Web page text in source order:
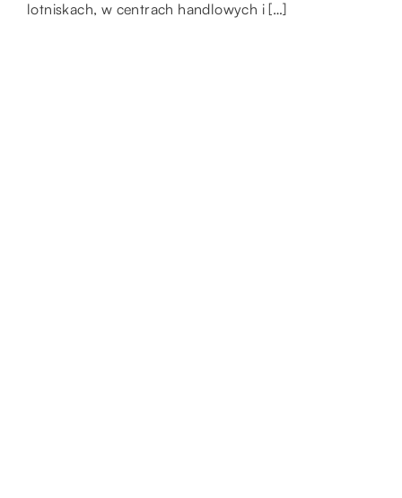
zaproponować jak […]
lotniskach, w centrach handlowych i […]
[…]